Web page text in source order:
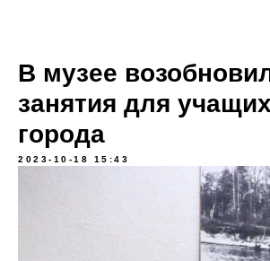
В музее
занятия для
города
2023-10-18 15:43